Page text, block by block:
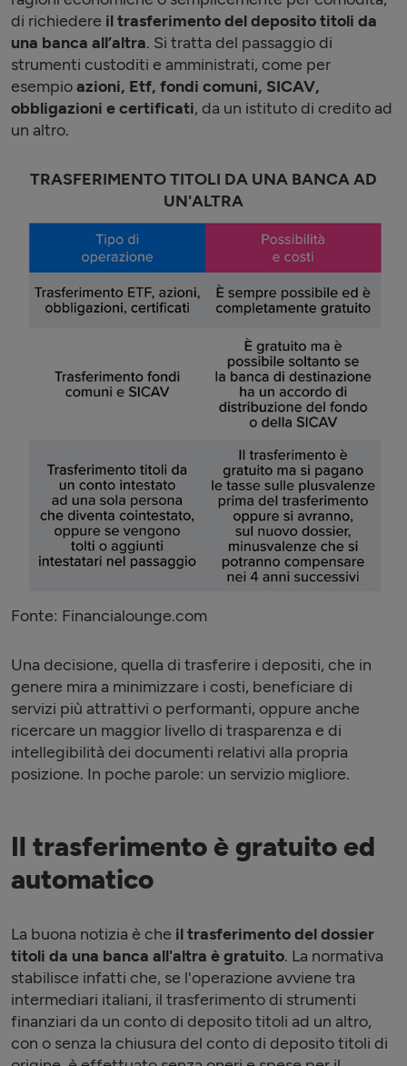
di richiedere il trasferimento del deposito titoli da
una banca all’altra. Si tratta del passaggio di
strumenti custoditi e amministrati, come per
esempioazioni, Etf, fondi comuni, SICAV,
obbligazioni e certificati, da un istituto di credito ad
un altro.
TRASFERIMENTO TITOLI DA UNA BANCA AD
UN'ALTRA
Fonte: Financialounge.com
Una decisione, quella di trasferire i depositi, che in
genere mira a minimizzare i costi, beneficiare di
servizi più attrattivi o performanti, oppure anche
ricercare un maggior livello di trasparenza e di
intellegibilità dei documenti relativi alla propria
posizione. In poche parole: un servizio migliore.
Il trasferimento è gratuito ed
automatico
La buona notizia è che il trasferimento del dossier
titoli da una banca all'altra è gratuito. La normativa
stabilisce infatti che, se l'operazione avviene tra
intermediari italiani, il trasferimento di strumenti
finanziari da un conto di deposito titoli ad un altro,
con o senza la chiusura del conto di deposito titoli di